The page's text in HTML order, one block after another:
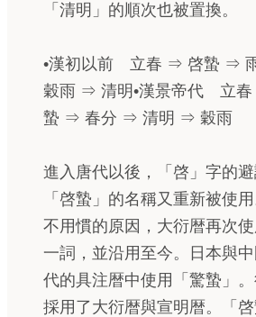
「清明」的順次也被置換。
•漢初以前 立春 ⇒ 啓蟄 ⇒
穀雨 ⇒ 清明•漢景帝代 立
蟄 ⇒ 春分 ⇒ 清明 ⇒ 穀雨
進入唐代以後，「啓」字的避
「啓蟄」的名稱又重新被使
不用慣的原因，大衍暦再次使
一詞，並沿用至今。日本與
代的具注暦中使用「驚蟄」
採用了大衍暦與宣明暦。「